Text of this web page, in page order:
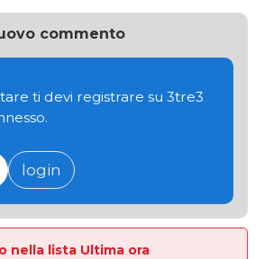
commento
ti devi registrare su 3tre3
login
nella lista Ultima ora